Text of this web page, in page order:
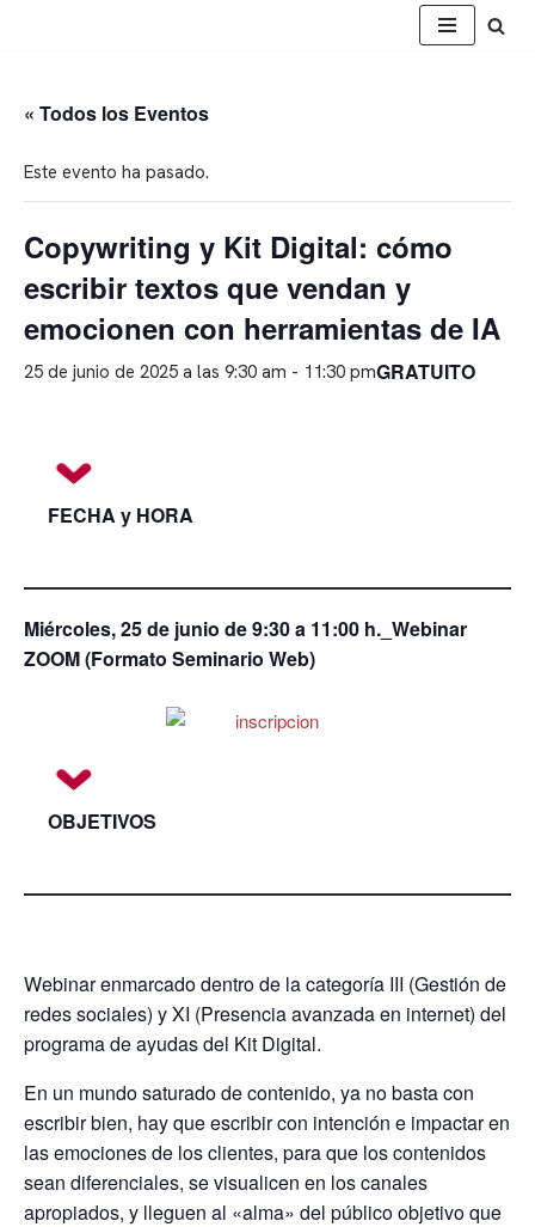
contenido
« Todos los Eventos
Este evento ha pasado.
Copywriting y Kit Digital: cómo
escribir textos que vendan y
emocionen con herramientas de IA
25 de junio de 2025 a las 9:30 am - 11:30 pmGRATUITO
FECHA y HORA
Miércoles, 25 de junio de 9:30 a 11:00 h._Webinar
ZOOM (Formato Seminario Web)
OBJETIVOS
Webinar enmarcado dentro de la categoría III (Gestión de
redes sociales) y XI (Presencia avanzada en internet) del
programa de ayudas del Kit Digital.
En un mundo saturado de contenido, ya no basta con
escribir bien, hay que escribir con intención e impactar en
las emociones de los clientes, para que los contenidos
sean diferenciales, se visualicen en los canales
apropiados, y lleguen al «alma» del público objetivo que